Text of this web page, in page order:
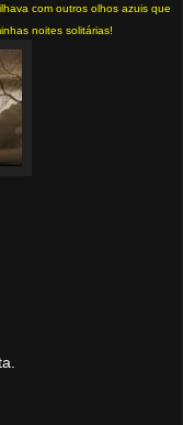
com outros olhos azuis que
noites solitárias!